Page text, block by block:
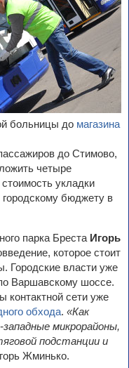
больницы до магазина
до Стимово,
четыре
укладки
городскому бюджету в
парка Бреста Игорь
которое стоит
Городские власти уже
Варшавскому шоссе.
контактной сети уже
обхода. «Как
микрорайоны,
подстанции и
Жминько.